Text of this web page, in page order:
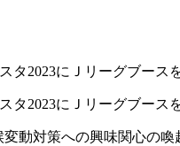
タ2023にＪリーグブース
タ2023にＪリーグブース
動対策への興味関心の